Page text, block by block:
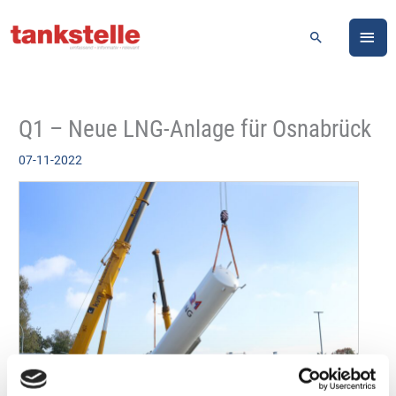
Inhalt
Suchen
Q1 – Neue LNG-Anlage für Osnabrück
07-11-2022